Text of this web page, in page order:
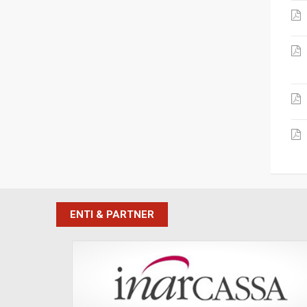
ENTI & PARTNER